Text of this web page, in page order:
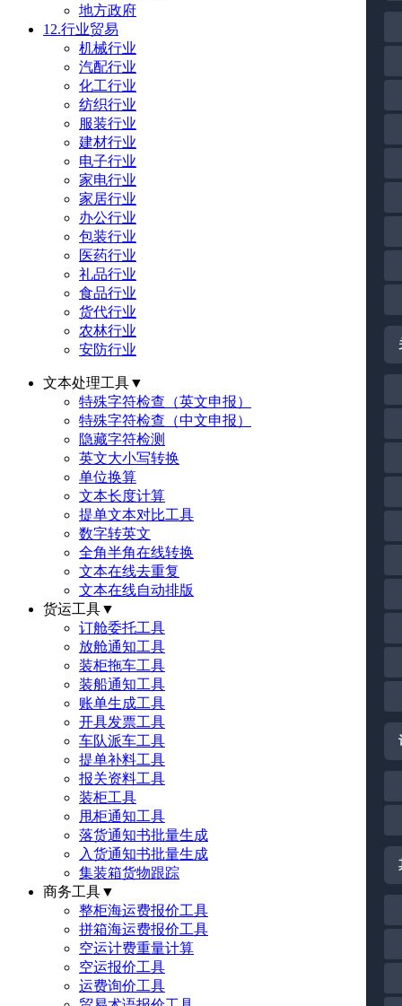
地方政府
12.行业贸易
机械行业
汽配行业
化工行业
纺织行业
服装行业
建材行业
电子行业
家电行业
家居行业
办公行业
包装行业
医药行业
礼品行业
食品行业
货代行业
农林行业
安防行业
文本处理工具▼
特殊字符检查（英文申报）
特殊字符检查（中文申报）
隐藏字符检测
英文大小写转换
单位换算
文本长度计算
提单文本对比工具
数字转英文
全角半角在线转换
文本在线去重复
文本在线自动排版
货运工具▼
订舱委托工具
放舱通知工具
装柜拖车工具
装船通知工具
账单生成工具
开具发票工具
车队派车工具
提单补料工具
报关资料工具
装柜工具
甩柜通知工具
落货通知书批量生成
入货通知书批量生成
集装箱货物跟踪
商务工具▼
整柜海运费报价工具
拼箱海运费报价工具
空运计费重量计算
空运报价工具
运费询价工具